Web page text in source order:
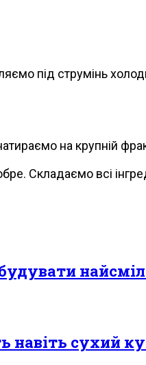
під струмінь
на крупній
Складаємо всі
навіть сухий